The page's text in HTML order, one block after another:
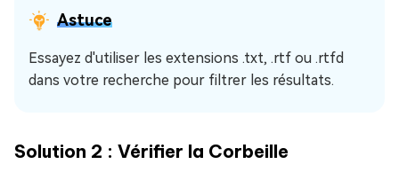
Astuce
Essayez d'utiliser les extensions .txt, .rtf ou .rtfd
dans votre recherche pour filtrer les résultats.
Solution 2 : Vérifier la Corbeille